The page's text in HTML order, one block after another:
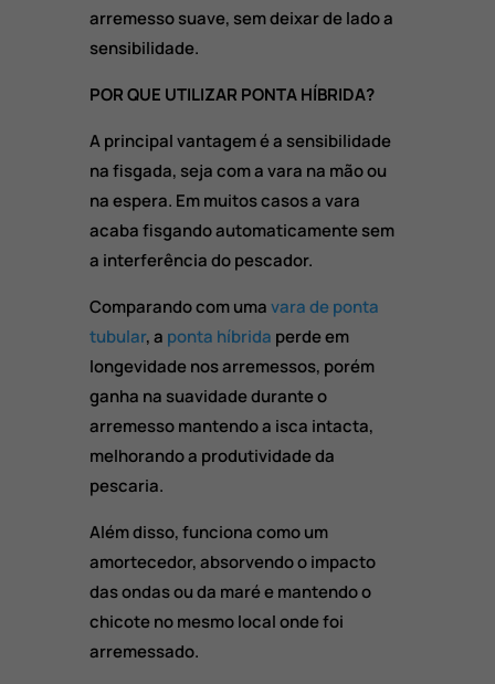
arremesso suave, sem deixar de lado a
sensibilidade.
POR QUE UTILIZAR PONTA HÍBRIDA?
A principal vantagem é a sensibilidade
na fisgada, seja com a vara na mão ou
na espera. Em muitos casos a vara
acaba fisgando automaticamente sem
a interferência do pescador.
Comparando com umavara de ponta
tubular, a ponta híbrida perde em
longevidade nos arremessos, porém
ganha na suavidade durante o
arremesso mantendo a isca intacta,
melhorando a produtividade da
pescaria.
Além disso, funciona como um
amortecedor, absorvendo o impacto
das ondas ou da maré e mantendo o
chicote no mesmo local onde foi
arremessado.